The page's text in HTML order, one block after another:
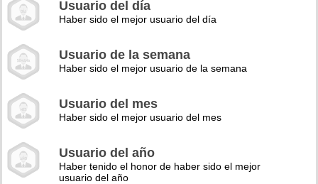
Usuario del día
Haber sido el mejor usuario del día
Usuario de la semana
Haber sido el mejor usuario de la semana
Usuario del mes
Haber sido el mejor usuario del mes
Usuario del año
Haber tenido el honor de haber sido el mejor
usuario del año